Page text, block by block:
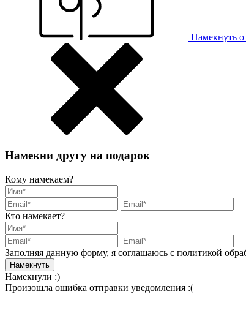
Намекнуть о
Намекни другу на подарок
Кому намекаем?
Кто намекает?
Заполняя данную форму, я соглашаюсь с политикой
Намекнули :)
Произошла ошибка отправки уведомления :(